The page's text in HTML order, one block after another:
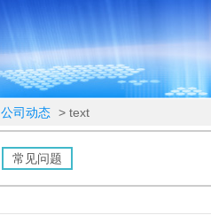
公司动态 > text
常见问题